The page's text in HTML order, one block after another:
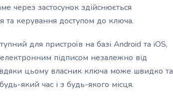
через застосунок здійснюється
та керування доступом до ключа.
для пристроїв на базі Android та iOS,
підписом незалежно від
цьому власник ключа може швидко та
який час і з будь-якого місця.